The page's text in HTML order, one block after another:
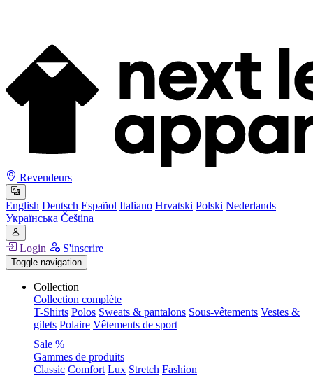
Revendeurs
English Deutsch Español Italiano Hrvatski Polski Nederlands
Українська Čeština
Login S'inscrire
Toggle navigation
Collection
Collection complète
T-Shirts Polos Sweats & pantalons Sous-vêtements Vestes &
gilets Polaire Vêtements de sport
Sale %
Gammes de produits
Classic Comfort Lux Stretch Fashion